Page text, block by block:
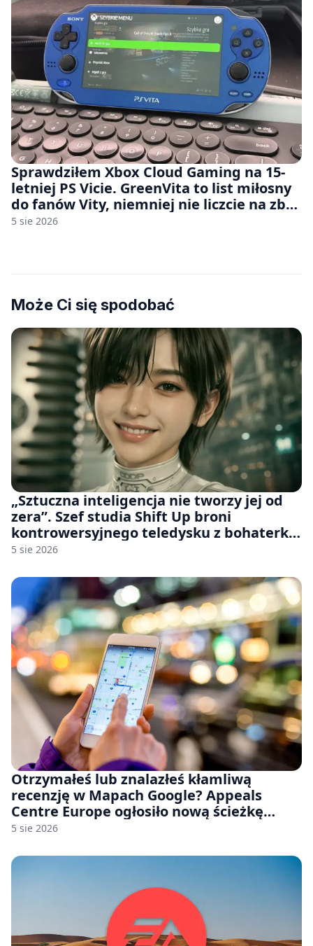
Sprawdziłem Xbox Cloud Gaming na 15-
letniej PS Vicie. GreenVita to list miłosny
do fanów Vity, niemniej nie liczcie na zbyt
wiele [FELIETON]
5 sie 2026
Może Ci się spodobać
„Sztuczna inteligencja nie tworzy jej od
zera”. Szef studia Shift Up broni
kontrowersyjnego teledysku z bohaterką
Stellar Blade: Blood Rain
5 sie 2026
Otrzymałeś lub znalazłeś kłamliwą
recenzję w Mapach Google? Appeals
Centre Europe ogłosiło nową ścieżkę
odwoławczą dla firm i konsumentów
5 sie 2026